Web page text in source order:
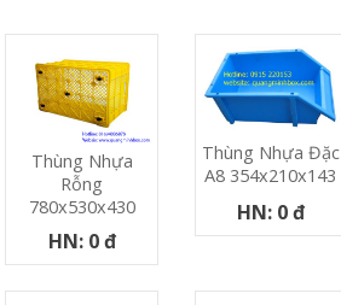
Thùng Nhựa
Rỗng
780x530x430
HN: 0 đ
Thùng Nhựa Đặc
A8 354x210x143
HN: 0 đ